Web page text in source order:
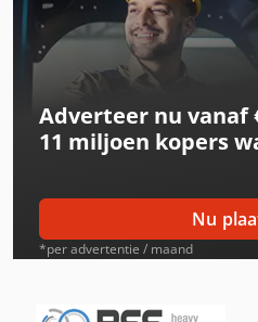
International 1586
International 3288
International 353
International 3688
International 433
International 453
Adverteer nu vanaf
11 miljoen kopers
Nu
*per advertentie / maand